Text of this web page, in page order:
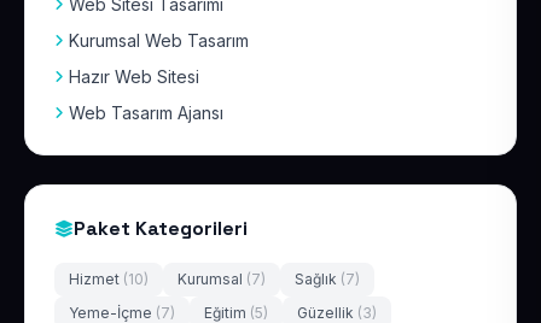
Web Sitesi Tasarımı
Kurumsal Web Tasarım
Hazır Web Sitesi
Web Tasarım Ajansı
Paket Kategorileri
Hizmet (10) Kurumsal (7) Sağlık (7)
Yeme-İçme (7) Eğitim (5) Güzellik (3)